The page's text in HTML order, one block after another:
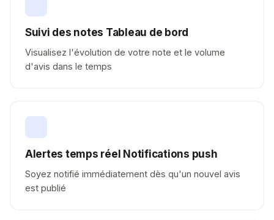
Suivi des notes Tableau de bord
Visualisez l'évolution de votre note et le volume
d'avis dans le temps
Alertes temps réel Notifications push
Soyez notifié immédiatement dès qu'un nouvel avis
est publié